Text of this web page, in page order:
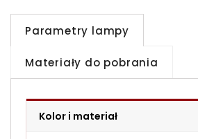
Parametry lampy
Materiały do pobrania
Kolor i materiał